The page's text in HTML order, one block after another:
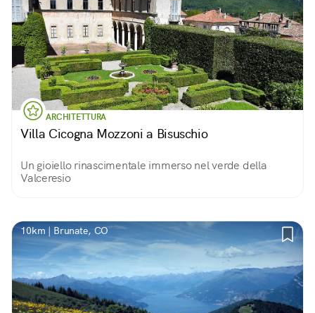
ARCHITETTURA
Villa Cicogna Mozzoni a Bisuschio
Un gioiello rinascimentale immerso nel verde della
Valceresio
10km | Brunate, CO